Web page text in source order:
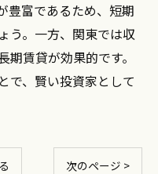
豊富であるため、短期
う。一方、関東では収
賃貸が効果的です。
で、賢い投資家として
次のページ >